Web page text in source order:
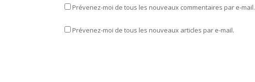
Prévenez-moi de tous les nouveaux commentaires par e-mail.
Prévenez-moi de tous les nouveaux articles par e-mail.